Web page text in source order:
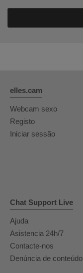
elles.cam
Webcam sexo
Registo
Iniciar sessão
Chat Support Live
Ajuda
Asistencia 24h/7
Contacte-nos
Denúncia de conteúdo